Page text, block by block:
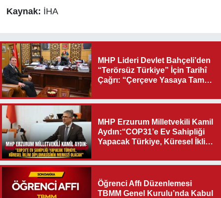
Kaynak: İHA
MHP Lideri Devlet Bahçeli’den
“Terörsüz Türkiye” İçin Tarihî
Çağrı: “Çerçeve Yasaya Tam
MHP Erzurum Milletvekili Kamil
Aydın:“COP31’e Ev Sahipliği
Yapacak Türkiye, Küresel İklim
Olacak"
Öğrenci Affı Düzenlemesi
TBMM Genel Kurulu’nda Kabul